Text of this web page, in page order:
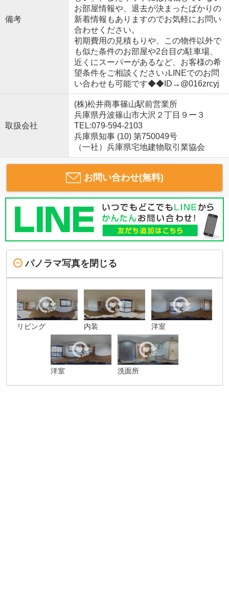
備考
お部屋情報や、退去が決まったばかりの
新着情報もありますのでお気軽にお問い
合わせください。
初期費用の見積もりや、この物件以外で
も似た条件のお部屋や2台目の駐車場、
近くにスーパーがあるなど、お客様の希
望条件をご相談ください♪LINEでのお問
い合わせも可能です◆◆ID→@016zrcyj
取扱会社
(株)松井商事篠山駅前営業所
兵庫県丹波篠山市大沢２丁目９ー３
TEL:079-594-2103
兵庫県知事 (10) 第750049号
（一社）兵庫県宅地建物取引業協会
お問い合わせ(無料)
パノラマ写真を閉じる
リビング 内装 洋室
洋室 洗面所